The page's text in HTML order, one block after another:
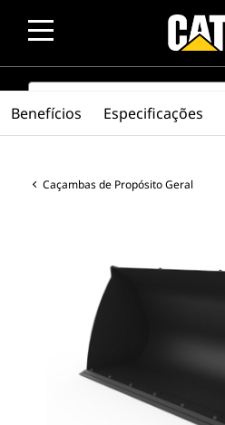
SEARCH
Caçambas de Propósito Geral
Benefícios Especificações